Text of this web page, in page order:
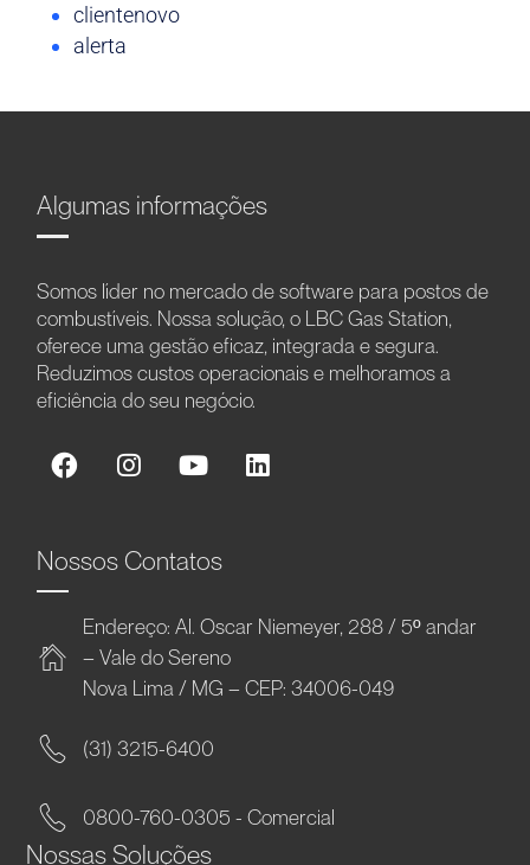
clientenovo
alerta
Algumas informações
Somos líder no mercado de software para postos de
combustíveis. Nossa solução, o LBC Gas Station,
oferece uma gestão eficaz, integrada e segura.
Reduzimos custos operacionais e melhoramos a
eficiência do seu negócio.
Nossos Contatos
Endereço: Al. Oscar Niemeyer, 288 / 5º andar
– Vale do Sereno
Nova Lima / MG – CEP: 34006-049
(31) 3215-6400
0800-760-0305 - Comercial
Nossas Soluções